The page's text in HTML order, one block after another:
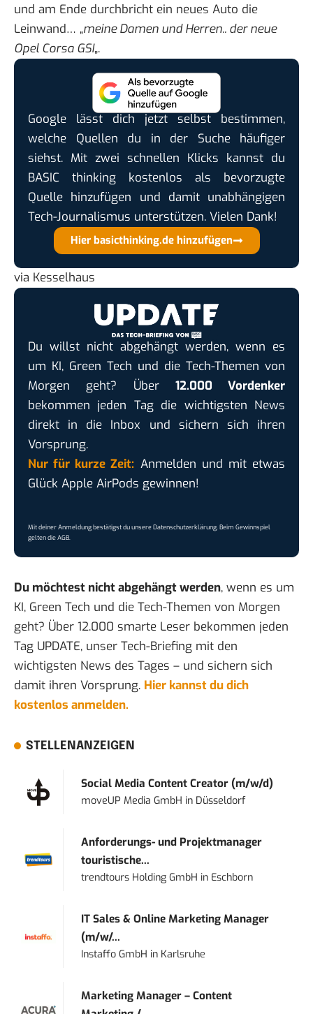
und am Ende durchbricht ein neues Auto die
Leinwand… „meine Damen und Herren.. der neue
Opel Corsa GSI„.
Google lässt dich jetzt selbst bestimmen,
welche Quellen du in der Suche häufiger
siehst. Mit zwei schnellen Klicks kannst du
BASIC thinking kostenlos als bevorzugte
Quelle hinzufügen und damit unabhängigen
Tech-Journalismus unterstützen. Vielen Dank!
Hier basicthinking.de hinzufügen
via Kesselhaus
Du willst nicht abgehängt werden, wenn es
um KI, Green Tech und die Tech-Themen von
Morgen geht? Über 12.000 Vordenker
bekommen jeden Tag die wichtigsten News
direkt in die Inbox und sichern sich ihren
Vorsprung.
Nur für kurze Zeit: Anmelden und mit etwas
Glück Apple AirPods gewinnen!
Mit deiner Anmeldung bestätigst du unsereDatenschutzerklärung. Beim Gewinnspiel
gelten dieAGB.
Du möchtest nicht abgehängt werden, wenn es um
KI, Green Tech und die Tech-Themen von Morgen
geht? Über 12.000 smarte Leser bekommen jeden
Tag UPDATE, unser Tech-Briefing mit den
wichtigsten News des Tages – und sichern sich
damit ihren Vorsprung. Hier kannst du dich
kostenlos anmelden.
STELLENANZEIGEN
Social Media Content Creator (m/w/d)
moveUP Media GmbH in Düsseldorf
Anforderungs- und Projektmanager
touristische...
trendtours Holding GmbH in Eschborn
IT Sales & Online Marketing Manager
(m/w/...
Instaffo GmbH in Karlsruhe
Marketing Manager – Content